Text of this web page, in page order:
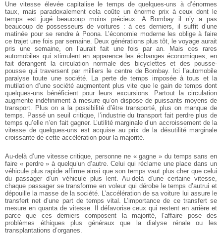
Une vitesse élevée capitalise le temps de quelques-uns à d’énormes
taux, mais paradoxalement cela coûte un énorme prix à ceux dont le
temps est jugé beaucoup moins précieux. A Bombay il n’y a pas
beaucoup de possesseurs de voitures : à ces derniers, il suffit d’une
matinée pour se rendre à Poona. L’économie moderne les oblige à faire
ce trajet une fois par semaine. Deux générations plus tôt, le voyage aurait
pris une semaine, on l’aurait fait une fois par an. Mais ces rares
automobiles qui stimulent en apparence les échanges économiques, en
fait dérangent la circulation normale des bicyclettes et des pousse-
pousse qui traversent par milliers le centre de Bombay. Ici l’automobile
paralyse toute une société. La perte de temps imposée à tous et la
mutilation d’une société augmentent plus vite que le gain de temps dont
quelques-uns bénéficient pour leurs excursions. Partout la circulation
augmente indéfiniment à mesure qu’on dispose de puissants moyens de
transport. Plus on a la possibilité d’être transporté, plus on manque de
temps. Passé un seuil critique, l’industrie du transport fait perdre plus de
temps qu’elle n’en fait gagner. L’utilité marginale d’un accroissement de la
vitesse de quelques-uns est acquise au prix de la désutilité marginale
croissante de cette accélération pour la majorité.
Au-delà d’une vitesse critique, personne ne « gagne » du temps sans en
faire « perdre » à quelqu’un d’autre. Celui qui réclame une place dans un
véhicule plus rapide affirme ainsi que son temps vaut plus cher que celui
du passager d’un véhicule plus lent. Au-delà d’une certaine vitesse,
chaque passager se transforme en voleur qui dérobe le temps d’autrui et
dépouille la masse de la société. L’accélération de sa voiture lui assure le
transfert net d’une part de temps vital. L’importance de ce transfert se
mesure en quanta de vitesse. Il défavorise ceux qui restent en arrière et
parce que ces derniers composent la majorité, l’affaire pose des
problèmes éthiques plus généraux que la dialyse rénale ou les
transplantations d’organes.